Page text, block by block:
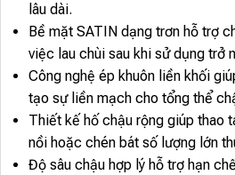
lâu dài.
Bề mặt SATIN dạng trơn hỗ trợ
việc lau chùi sau khi sử dụng trở
Công nghệ ép khuôn liền khối
tạo sự liền mạch cho tổng thể
Thiết kế hố chậu rộng giúp thao
nồi hoặc chén bát số lượng lớn
Độ sâu chậu hợp lý hỗ trợ hạn